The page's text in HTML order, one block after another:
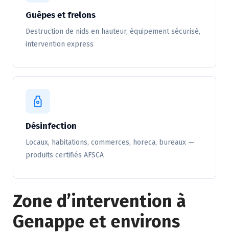
Guêpes et frelons
Destruction de nids en hauteur, équipement sécurisé,
intervention express
Désinfection
Locaux, habitations, commerces, horeca, bureaux —
produits certifiés AFSCA
Zone d’intervention à
Genappe et environs